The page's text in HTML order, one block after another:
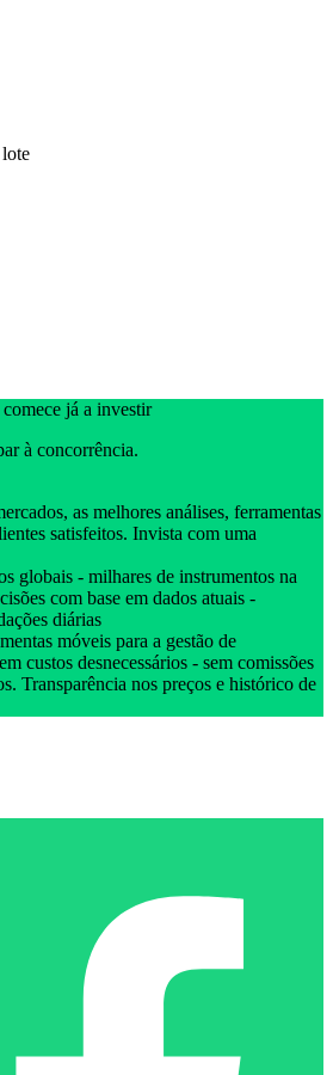
já a investir
à concorrência.
as melhores análises, ferramentas
satisfeitos. Invista com uma
globais - milhares de instrumentos na
com base em dados atuais -
diárias
móveis para a gestão de
custos desnecessários - sem comissões
Transparência nos preços e histórico de